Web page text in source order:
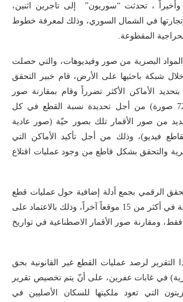
، تحدثت “سوريون” إلى تاجرين اثنين،
وتجارتها في الشمال السوري، وذلك لمعرفة خطوط
المقطوعة.
البصرية من صور وفيديوهات، والتي حصلت
شبكة باحثيها على الأرض، قام خبير التحقق
الأماكن الأكثر تضرراً وقام بمقارنة صور
الأقمار الاصطناعية (72 صورة) من أجل تحديدة نسبة القطع في كل
من صور الأقمار تلك بصور حيّة (صور عادية
فيديو)، وذلك من أجل تأكيد الأماكن التي
والتحقق بشكل قاطع من وجود عمليات اقتلاع
الرقمي بجمع أدلة إضافية حول عمليات قطع
لآلاف الأشجار الحراجية في أكثر من 15 موقعاً آخراً، وذلك بالاعتماد على
ومقارنة صور الأقمار الاصطناعية في تواريخ
لرصد عمليات القطع غير القانونية بحق
في غابات عفرين، على أنّ يتم تخصيص تقرير
التي تعود ملكيتها للسكان الأصليين في